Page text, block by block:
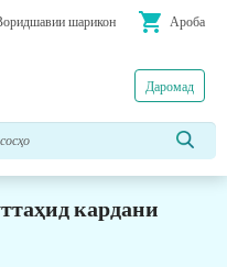
шарикон shopping_cart Ароба
Даромад
кардани